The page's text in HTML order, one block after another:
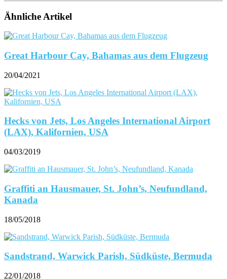
Ähnliche Artikel
Great Harbour Cay, Bahamas aus dem Flugzeug
20/04/2021
Hecks von Jets, Los Angeles International Airport
(LAX), Kalifornien, USA
04/03/2019
Graffiti an Hausmauer, St. John’s, Neufundland,
Kanada
18/05/2018
Sandstrand, Warwick Parish, Südküste, Bermuda
22/01/2018